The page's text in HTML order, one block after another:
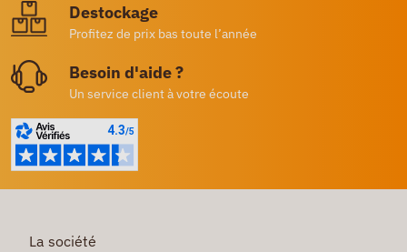
Destockage
Profitez de prix bas toute l’année
Besoin d'aide ?
Un service client à votre écoute
La société